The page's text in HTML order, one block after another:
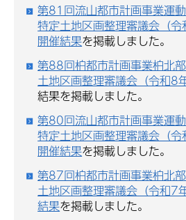
第81回流山都市計画事業運
特定土地区画整理審議会（
開催結果を掲載しました。
第88回柏都市計画事業柏北
土地区画整理審議会（令和8
結果を掲載しました。
第80回流山都市計画事業運
特定土地区画整理審議会（
開催結果を掲載しました。
第87回柏都市計画事業柏北
土地区画整理審議会（令和
結果を掲載しました。